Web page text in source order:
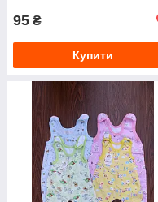
95 ₴
Купити